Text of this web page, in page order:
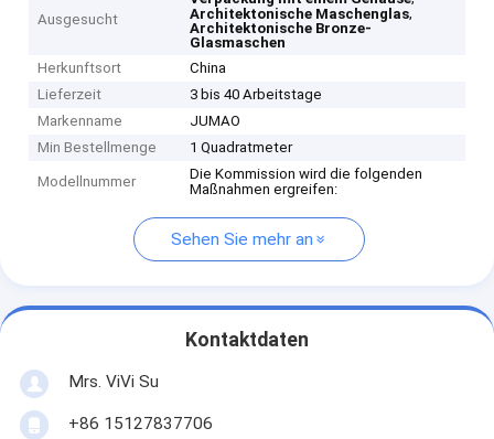
Ausgesucht
Architektonische Maschenglas,
Architektonische Bronze-
Glasmaschen
Herkunftsort
China
Lieferzeit
3 bis 40 Arbeitstage
Markenname
JUMAO
Min Bestellmenge
1 Quadratmeter
Modellnummer
Die Kommission wird die folgenden
Maßnahmen ergreifen:
Sehen Sie mehr an
Kontaktdaten
Mrs. ViVi Su
+86 15127837706